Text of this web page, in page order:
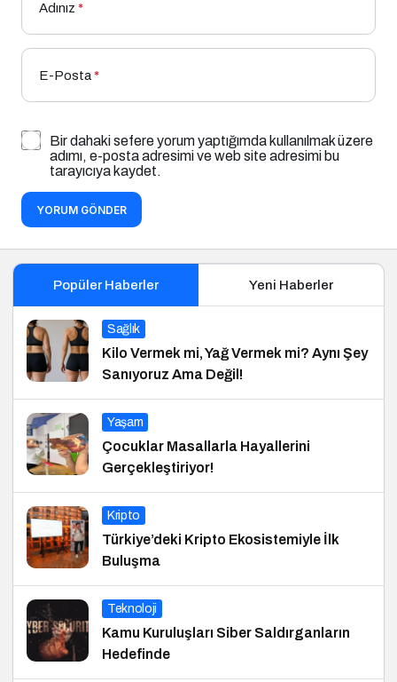
Adınız *
E-Posta*
Bir dahaki sefere yorum yaptığımda kullanılmak üzere
adımı, e-posta adresimi ve web site adresimi bu
tarayıcıya kaydet.
YORUM GÖNDER
Popüler Haberler Yeni Haberler
Sağlık
Kilo Vermek mi, Yağ Vermek mi? Aynı Şey
Sanıyoruz Ama Değil!
Yaşam
Çocuklar Masallarla Hayallerini
Gerçekleştiriyor!
Kripto
Türkiye’deki Kripto Ekosistemiyle İlk
Buluşma
Teknoloji
Kamu Kuruluşları Siber Saldırganların
Hedefinde